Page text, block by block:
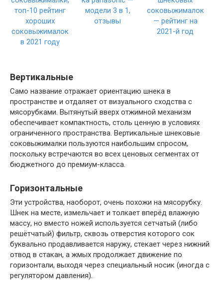
Вертикальные
Само название отражает ориентацию шнека в
пространстве и отдаляет от визуального сходства с
мясорубками. Вытянутый вверх отжимной механизм
обеспечивает компактность, столь ценную в условиях
ограниченного пространства. Вертикальные шнековые
соковыжималки пользуются наибольшим спросом,
поскольку встречаются во всех ценовых сегментах от
бюджетного до премиум-класса.
Горизонтальные
Эти устройства, наоборот, очень похожи на мясорубку.
Шнек на месте, измельчает и толкает вперёд влажную
массу, но вместо ножей используется сетчатый (либо
решётчатый) фильтр, сквозь отверстия которого сок
буквально продавливается наружу, стекает через нижний
отвод в стакан, а жмых продолжает движение по
горизонтали, выходя через специальный носик (иногда с
регулятором давления).